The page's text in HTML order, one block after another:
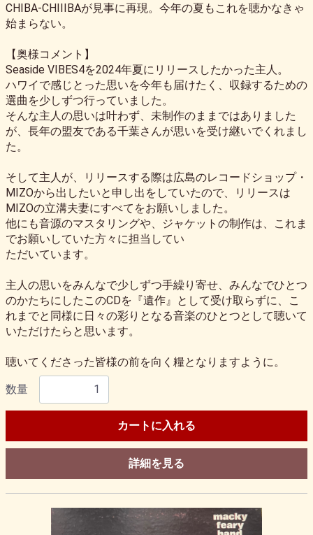
CHIBA-CHIIIBAが見事に再現。今年の夏もこれを聴かなきゃ
始まらない。
【奥様コメント】
Seaside VIBES4を2024年夏にリリースしたかった主人。
ハワイで感じとった思いを今年も届けたく、収録するための
選曲を少しずつ行っていました。
そんな主人の思いは叶わず、未制作のままではありました
が、長年の盟友である千葉さんが思いを受け継いでくれまし
た。
そして主人が、リリースする際は広島のレコードショップ・
MIZOから出したいと申し出をしていたので、リリースは
MIZOの立溝夫妻にすべてをお願いしました。
他にも音源のマスタリングや、ジャケットの制作は、これま
でお願いしていた方々に担当してい
ただいています。
主人の思いをみんなで少しずつ手繰り寄せ、みんなでひとつ
のかたちにしたこのCDを『遺作』として受け取らずに、こ
れまでと同様に日々の彩りとなる音楽のひとつとして聴いて
いただけたらと思います。
聴いてくださった皆様の前を向く糧となりますように。
数量
カートに入れる
詳細を見る